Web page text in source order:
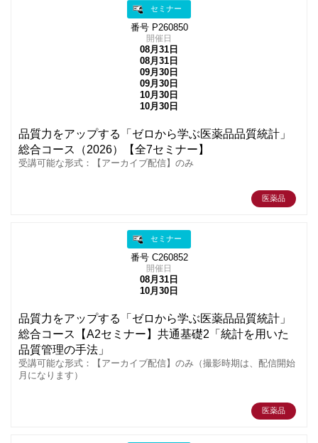
セミナー
番号 P260850
開催日
08月31日
08月31日
09月30日
09月30日
10月30日
10月30日
品質力をアップする「ゼロから学ぶ医薬品品質統計」
総合コース（2026）【全7セミナー】
受講可能な形式：【アーカイブ配信】のみ
医薬品
セミナー
番号 C260852
開催日
08月31日
10月30日
品質力をアップする「ゼロから学ぶ医薬品品質統計」
総合コース【A2セミナー】共通基礎2「統計を用いた
品質管理の手法」
受講可能な形式：【アーカイブ配信】のみ（撮影時期は、配信開始
月になります）
医薬品